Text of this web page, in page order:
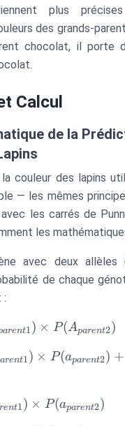
plus
des grands-
chocolat, il porte
Calcul
de la
couleur des lapins
— les mêmes
les carrés de
les
avec deux allèles
de chaque
:
arent1) × P(Aparent2)
arent1) × P(aparent2) +
rent1) × P(aparent2)